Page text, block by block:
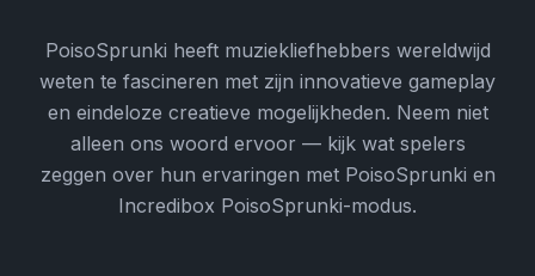
PoisoSprunki heeft muziekliefhebbers wereldwijd
weten te fascineren met zijn innovatieve gameplay
en eindeloze creatieve mogelijkheden. Neem niet
alleen ons woord ervoor — kijk wat spelers
zeggen over hun ervaringen met PoisoSprunki en
Incredibox PoisoSprunki-modus.